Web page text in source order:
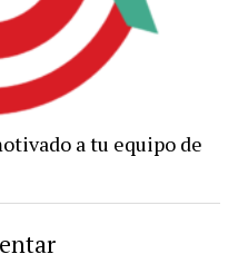
a tu equipo de